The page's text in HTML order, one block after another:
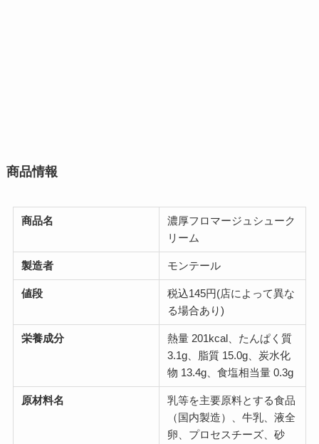
商品情報
商品名
濃厚フロマージュシューク
リーム
製造者 モンテール
値段
税込145円(店によって異な
る場合あり)
栄養成分
熱量 201kcal、たんぱく質
3.1g、脂質 15.0g、炭水化
物 13.4g、食塩相当量 0.3g
原材料名
乳等を主要原料とする食品
（国内製造）、牛乳、液全
卵、プロセスチーズ、砂